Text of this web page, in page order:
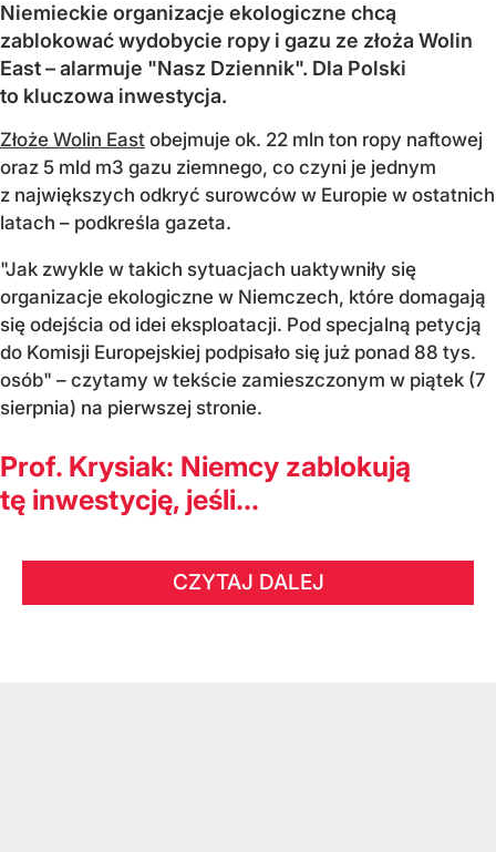
Niemieckie organizacje ekologiczne chcą
zablokować wydobycie ropy i gazu ze złoża Wolin
East – alarmuje "Nasz Dziennik". Dla Polski
to kluczowa inwestycja.
Złoże Wolin East obejmuje ok. 22 mln ton ropy naftowej
oraz 5 mld m3 gazu ziemnego, co czyni je jednym
z największych odkryć surowców w Europie w ostatnich
latach – podkreśla gazeta.
"Jak zwykle w takich sytuacjach uaktywniły się
organizacje ekologiczne w Niemczech, które domagają
się odejścia od idei eksploatacji. Pod specjalną petycją
do Komisji Europejskiej podpisało się już ponad 88 tys.
osób" – czytamy w tekście zamieszczonym w piątek (7
sierpnia) na pierwszej stronie.
Prof. Krysiak: Niemcy zablokują
tę inwestycję, jeśli...
CZYTAJ DALEJ